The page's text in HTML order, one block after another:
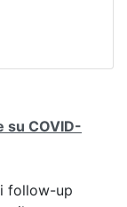
su COVID-
follow-up